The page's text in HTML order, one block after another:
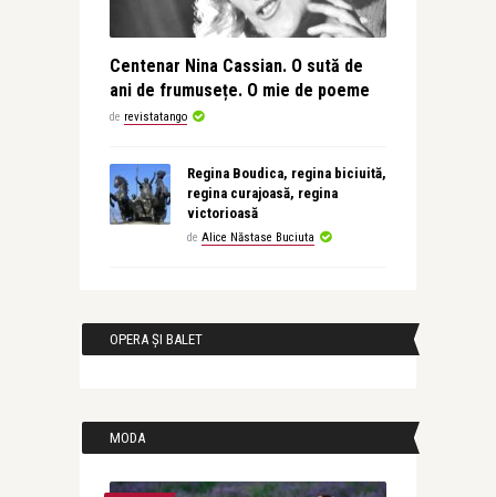
Centenar Nina Cassian. O sută de
ani de frumusețe. O mie de poeme
de revistatango
Regina Boudica, regina biciuită,
regina curajoasă, regina
victorioasă
de Alice Năstase Buciuta
OPERA ȘI BALET
MODA